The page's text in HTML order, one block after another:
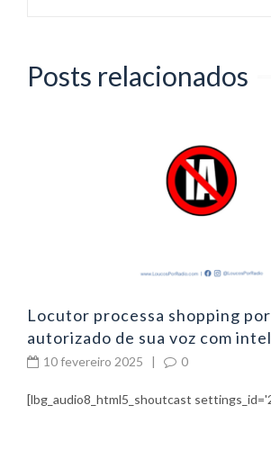
Posts relacionados
Locutor processa shopping
autorizado de sua voz com
artificial
10 fevereiro 2025 | 0
[lbg_audio8_html5_shoutcast